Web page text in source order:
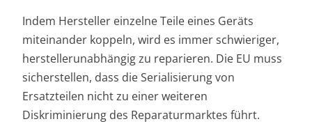
Indem Hersteller einzelne Teile eines Geräts
miteinander koppeln, wird es immer schwieriger,
herstellerunabhängig zu reparieren. Die EU muss
sicherstellen, dass die Serialisierung von
Ersatzteilen nicht zu einer weiteren
Diskriminierung des Reparaturmarktes führt.